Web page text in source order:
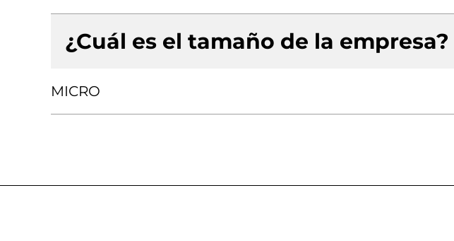
¿Cuál es el tamaño de la empresa?
MICRO